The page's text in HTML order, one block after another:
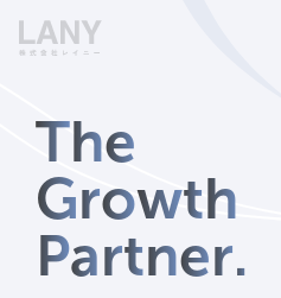
The
Growth
Partner.